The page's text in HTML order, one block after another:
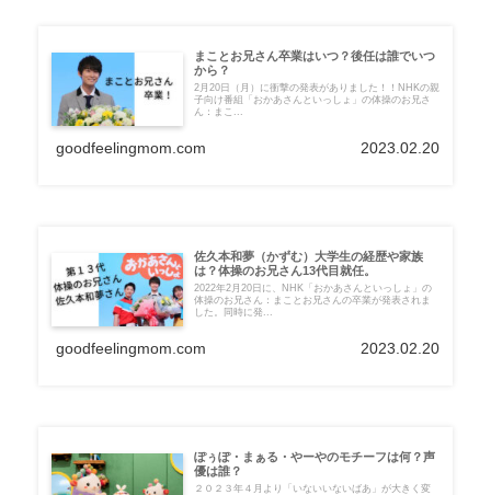
まことお兄さん卒業はいつ？後任は誰でいつ
から？
2月20日（月）に衝撃の発表がありました！！NHKの親
子向け番組「おかあさんといっしょ」の体操のお兄さ
ん：まこ...
goodfeelingmom.com 2023.02.20
佐久本和夢（かずむ）大学生の経歴や家族
は？体操のお兄さん13代目就任。
2022年2月20日に、NHK「おかあさんといっしょ」の
体操のお兄さん：まことお兄さんの卒業が発表されま
した。同時に発...
goodfeelingmom.com 2023.02.20
ぽぅぽ・まぁる・やーやのモチーフは何？声
優は誰？
２０２３年４月より「いないいないばあ」が大きく変